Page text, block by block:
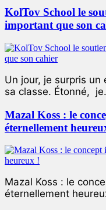
KolTov School le
important que son
Un jour, je surpris
sa classe. Étonné,
Mazal Koss : le
éternellement
Mazal Koss : le
éternellement